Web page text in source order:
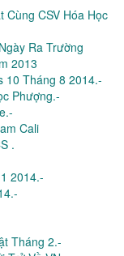
Cùng CSV Hóa Học
Ra Trường
2013
10 Tháng 8 2014.-
Phượng.-
Cali
.
2014.-
Tháng 2.-